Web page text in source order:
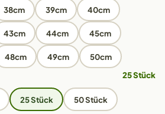
38cm 39cm 40cm
43cm 44cm 45cm
48cm 49cm 50cm
25 Stück
25 Stück 50 Stück